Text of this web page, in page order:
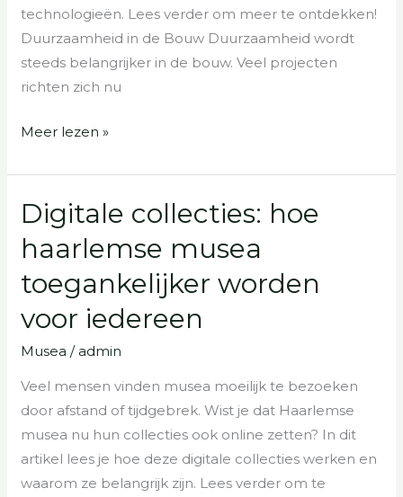
technologieën. Lees verder om meer te ontdekken!
Duurzaamheid in de Bouw Duurzaamheid wordt
steeds belangrijker in de bouw. Veel projecten
richten zich nu
Meer lezen »
Digitale collecties: hoe
haarlemse musea
toegankelijker worden
voor iedereen
Musea / admin
Veel mensen vinden musea moeilijk te bezoeken
door afstand of tijdgebrek. Wist je dat Haarlemse
musea nu hun collecties ook online zetten? In dit
artikel lees je hoe deze digitale collecties werken en
waarom ze belangrijk zijn. Lees verder om te
Digitale
collecties:
hoe
haarlemse
toegankelijker
worden